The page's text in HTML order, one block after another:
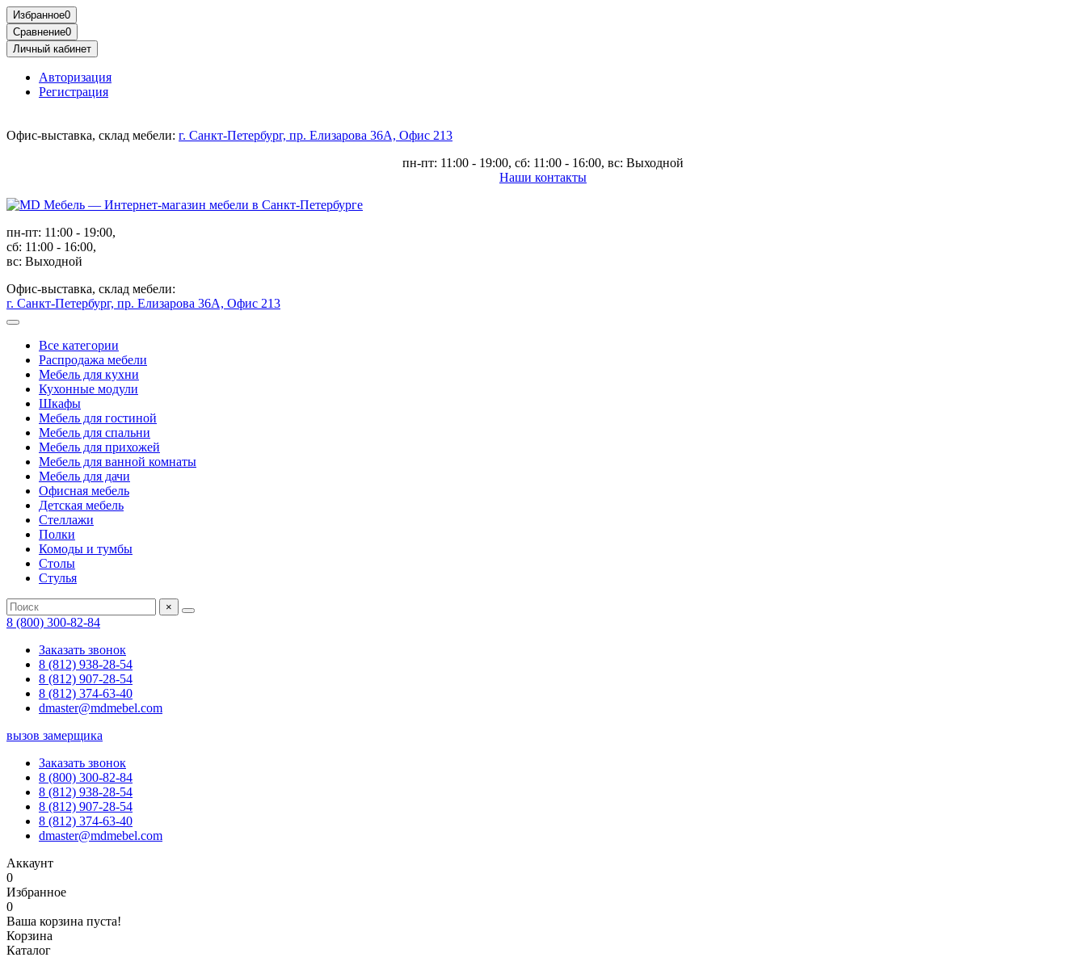
Избранное0
Сравнение0
Личный кабинет
Авторизация
Регистрация
Офис-выставка, склад мебели: г. Санкт-Петербург, пр. Елизарова 36А, Офис 213
пн-пт: 11:00 - 19:00, сб: 11:00 - 16:00, вс: Выходной
Наши контакты
пн-пт: 11:00 - 19:00,
сб: 11:00 - 16:00,
вс: Выходной
Офис-выставка, склад мебели:
г. Санкт-Петербург, пр. Елизарова 36А, Офис 213
Все категории
Распродажа мебели
Мебель для кухни
Кухонные модули
Шкафы
Мебель для гостиной
Мебель для спальни
Мебель для прихожей
Мебель для ванной комнаты
Мебель для дачи
Офисная мебель
Детская мебель
Стеллажи
Полки
Комоды и тумбы
Столы
Стулья
×
8 (800) 300-82-84
Заказать звонок
8 (812) 938-28-54
8 (812) 907-28-54
8 (812) 374-63-40
dmaster@mdmebel.com
вызов замерщика
Заказать звонок
8 (800) 300-82-84
8 (812) 938-28-54
8 (812) 907-28-54
8 (812) 374-63-40
dmaster@mdmebel.com
Аккаунт
0
Избранное
0
Ваша корзина пуста!
Корзина
Каталог